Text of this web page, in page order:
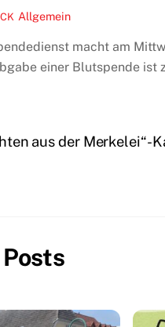
Allgemein
macht am
einer Blutspende ist
aus der Merkelei“-